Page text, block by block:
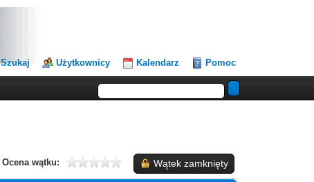
Szukaj Użytkownicy Kalendarz Pomoc
Wątek zamknięty
Ocena wątku: